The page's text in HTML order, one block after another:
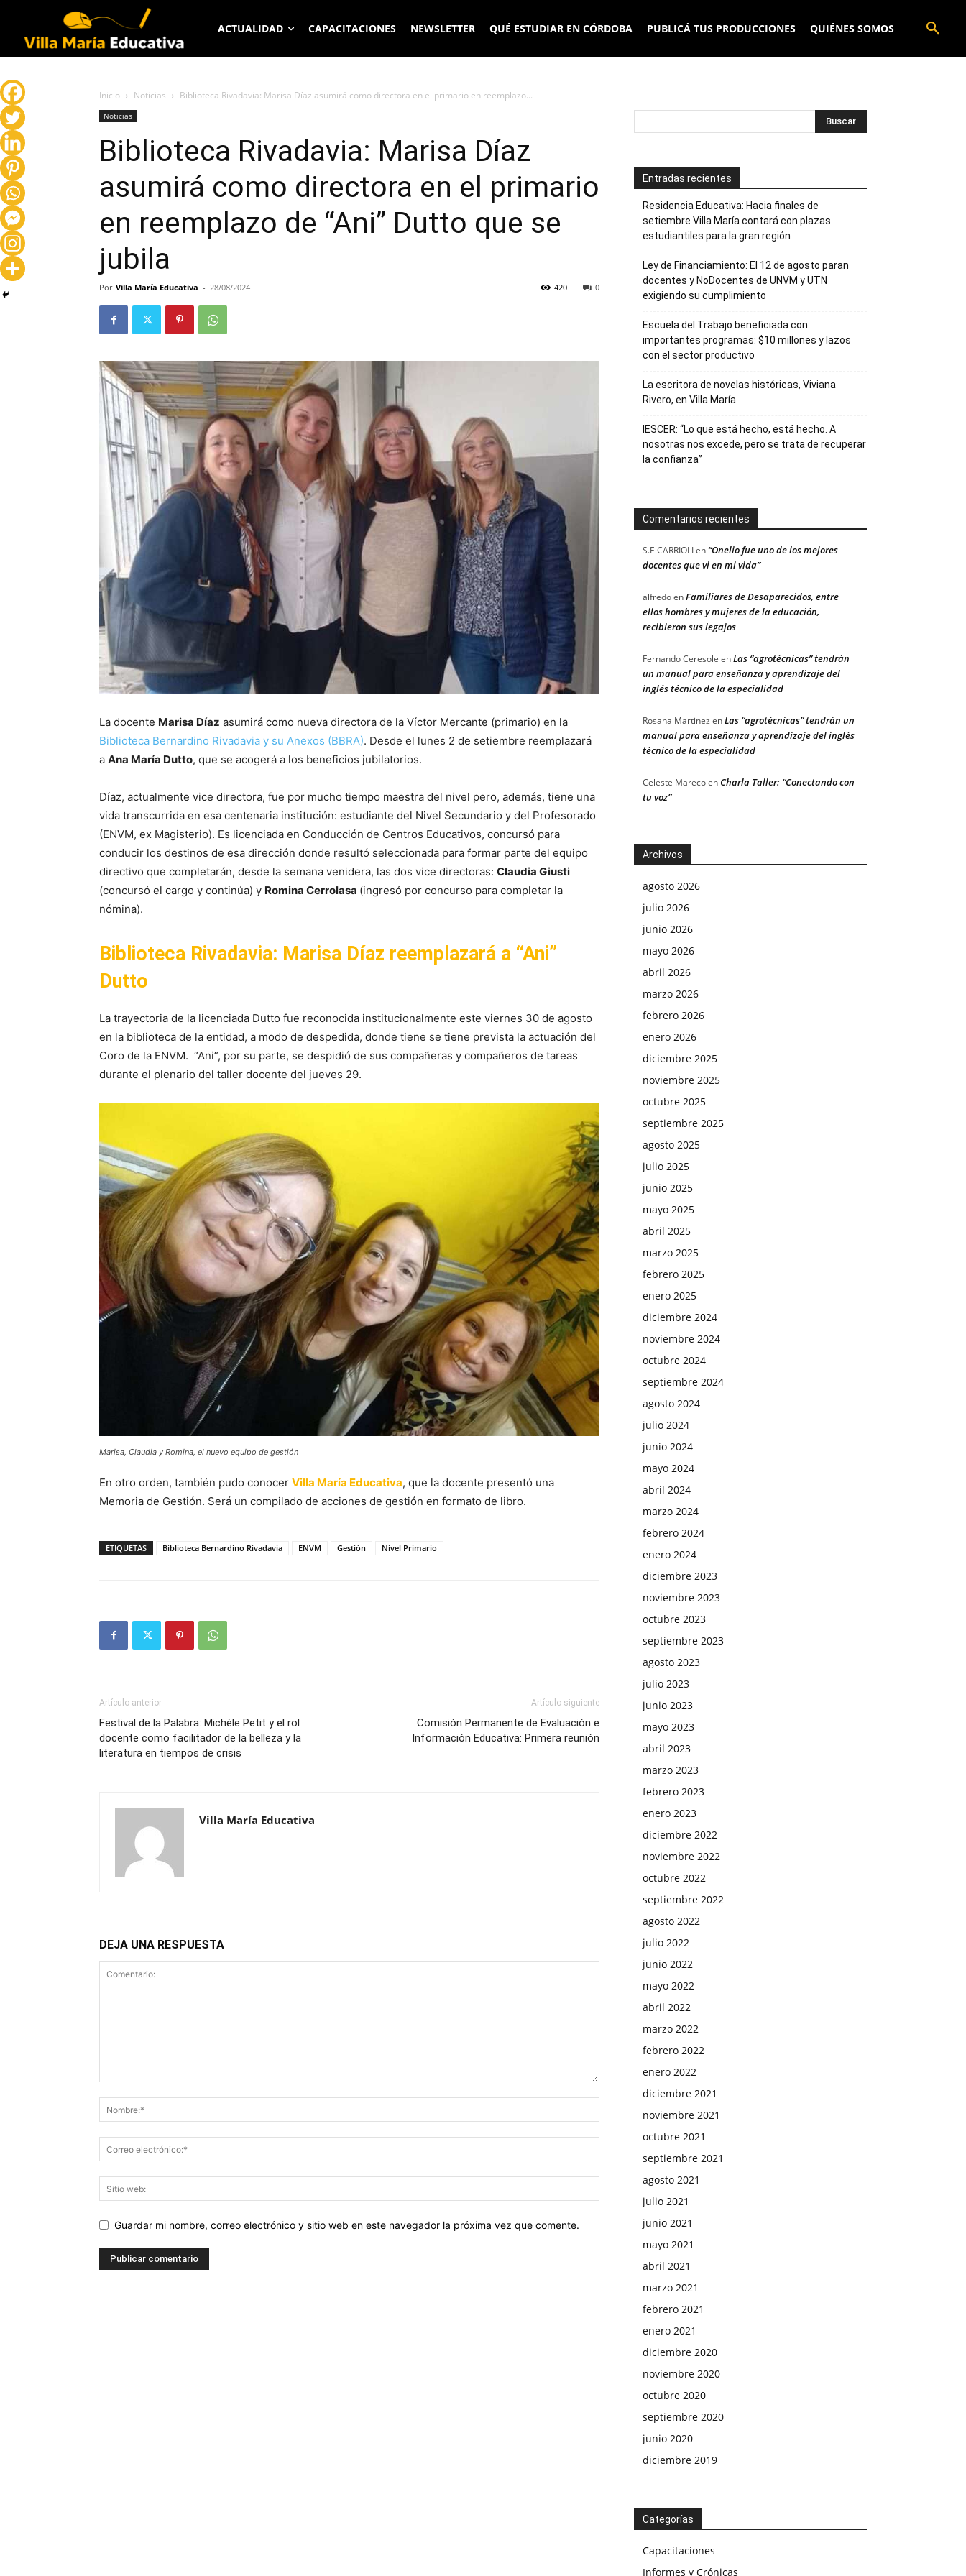
ACTUALIDAD CAPACITACIONES NEWSLETTER QUÉ ESTUDIAR EN CÓRDOBA PUBLICÁ TUS PRODUCCIONES QUIÉNES SOMOS
Inicio Noticias Biblioteca Rivadavia: Marisa Díaz asumirá como directora en el primario en reemplazo...
Noticias
Biblioteca Rivadavia: Marisa Díaz
asumirá como directora en el primario
en reemplazo de “Ani” Dutto que se
jubila
Por Villa María Educativa - 28/08/2024 0
420
La docente Marisa Díaz asumirá como nueva directora de la Víctor Mercante (primario) en la
Biblioteca Bernardino Rivadavia y su Anexos (BBRA). Desde el lunes 2 de setiembre reemplazará
a Ana María Dutto, que se acogerá a los beneficios jubilatorios.
Díaz, actualmente vice directora, fue por mucho tiempo maestra del nivel pero, además, tiene una
vida transcurrida en esa centenaria institución: estudiante del Nivel Secundario y del Profesorado
(ENVM, ex Magisterio). Es licenciada en Conducción de Centros Educativos, concursó para
conducir los destinos de esa dirección donde resultó seleccionada para formar parte del equipo
directivo que completarán, desde la semana venidera, las dos vice directoras: Claudia Giusti
(concursó el cargo y continúa) y Romina Cerrolasa (ingresó por concurso para completar la
nómina).
Biblioteca Rivadavia: Marisa Díaz reemplazará a “Ani”
Dutto
La trayectoria de la licenciada Dutto fue reconocida institucionalmente este viernes 30 de agosto
en la biblioteca de la entidad, a modo de despedida, donde tiene se tiene prevista la actuación del
Coro de la ENVM. “Ani”, por su parte, se despidió de sus compañeras y compañeros de tareas
durante el plenario del taller docente del jueves 29.
Marisa, Claudia y Romina, el nuevo equipo de gestión
En otro orden, también pudo conocer Villa María Educativa, que la docente presentó una
Memoria de Gestión. Será un compilado de acciones de gestión en formato de libro.
ETIQUETAS Biblioteca Bernardino Rivadavia ENVM Gestión Nivel Primario
Artículo anterior
Festival de la Palabra: Michèle Petit y el rol
docente como facilitador de la belleza y la
literatura en tiempos de crisis
Artículo siguiente
Comisión Permanente de Evaluación e
Información Educativa: Primera reunión
Villa María Educativa
DEJA UNA RESPUESTA
Guardar mi nombre, correo electrónico y sitio web en este navegador la próxima vez que comente.
Entradas recientes
Residencia Educativa: Hacia finales de
setiembre Villa María contará con plazas
estudiantiles para la gran región
Ley de Financiamiento: El 12 de agosto paran
docentes y NoDocentes de UNVM y UTN
exigiendo su cumplimiento
Escuela del Trabajo beneficiada con
importantes programas: $10 millones y lazos
con el sector productivo
La escritora de novelas históricas, Viviana
Rivero, en Villa María
IESCER: “Lo que está hecho, está hecho. A
nosotras nos excede, pero se trata de recuperar
la confianza”
Comentarios recientes
S.E CARRIOLIen “Onelio fue uno de los mejores
docentes que vi en mi vida”
alfredoenFamiliares de Desaparecidos, entre
ellos hombres y mujeres de la educación,
recibieron sus legajos
Fernando Ceresole enLas “agrotécnicas” tendrán
un manual para enseñanza y aprendizaje del
inglés técnico de la especialidad
Rosana Martinez enLas “agrotécnicas” tendrán un
manual para enseñanza y aprendizaje del inglés
técnico de la especialidad
Celeste MarecoenCharla Taller: “Conectando con
tu voz”
Archivos
agosto 2026
julio 2026
junio 2026
mayo 2026
abril 2026
marzo 2026
febrero 2026
enero 2026
diciembre 2025
noviembre 2025
octubre 2025
septiembre 2025
agosto 2025
julio 2025
junio 2025
mayo 2025
abril 2025
marzo 2025
febrero 2025
enero 2025
diciembre 2024
noviembre 2024
octubre 2024
septiembre 2024
agosto 2024
julio 2024
junio 2024
mayo 2024
abril 2024
marzo 2024
febrero 2024
enero 2024
diciembre 2023
noviembre 2023
octubre 2023
septiembre 2023
agosto 2023
julio 2023
junio 2023
mayo 2023
abril 2023
marzo 2023
febrero 2023
enero 2023
diciembre 2022
noviembre 2022
octubre 2022
septiembre 2022
agosto 2022
julio 2022
junio 2022
mayo 2022
abril 2022
marzo 2022
febrero 2022
enero 2022
diciembre 2021
noviembre 2021
octubre 2021
septiembre 2021
agosto 2021
julio 2021
junio 2021
mayo 2021
abril 2021
marzo 2021
febrero 2021
enero 2021
diciembre 2020
noviembre 2020
octubre 2020
septiembre 2020
junio 2020
diciembre 2019
Categorías
Capacitaciones
Informes y Crónicas